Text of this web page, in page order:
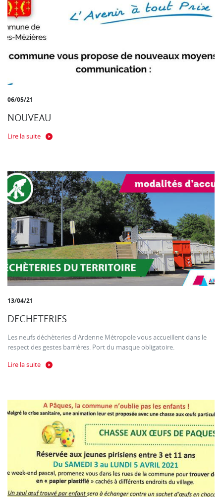
06/05/21
NOUVEAU
Lire la suite
13/04/21
DECHETERIES
Les neufs déchèteries d'Ardenne Métropole vous accueillent dans le
respect des gestes barrières. Port du masque obligatoire.
Lire la suite